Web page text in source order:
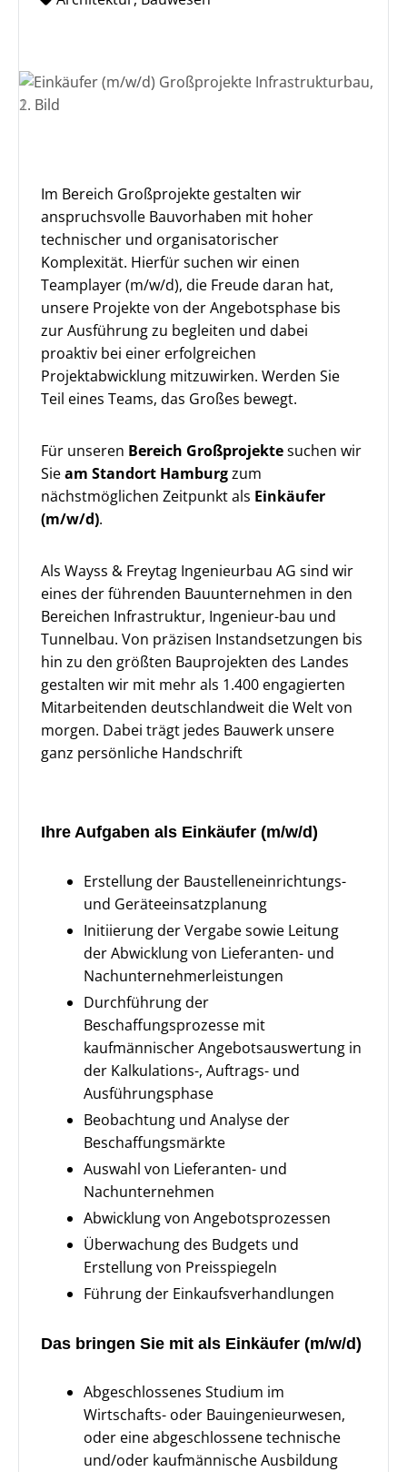
Im Bereich Großprojekte gestalten wir
anspruchsvolle Bauvorhaben mit hoher
technischer und organisatorischer
Komplexität. Hierfür suchen wir einen
Teamplayer (m/w/d), die Freude daran hat,
unsere Projekte von der Angebotsphase bis
zur Ausführung zu begleiten und dabei
proaktiv bei einer erfolgreichen
Projektabwicklung mitzuwirken. Werden Sie
Teil eines Teams, das Großes bewegt.
Für unseren Bereich Großprojektesuchen wir
Sieam Standort Hamburgzum
nächstmöglichen Zeitpunkt als Einkäufer
(m/w/d).
Als Wayss & Freytag Ingenieurbau AG sind wir
eines der führenden Bauunternehmen in den
Bereichen Infrastruktur, Ingenieur-bau und
Tunnelbau. Von präzisen Instandsetzungen bis
hin zu den größten Bauprojekten des Landes
gestalten wir mit mehr als 1.400 engagierten
Mitarbeitenden deutschlandweit die Welt von
morgen. Dabei trägt jedes Bauwerk unsere
ganz persönliche Handschrift
Ihre Aufgaben als Einkäufer (m/w/d)
Erstellung der Baustelleneinrichtungs-
und Geräteeinsatzplanung
Initiierung der Vergabe sowie Leitung
der Abwicklung von Lieferanten- und
Nachunternehmerleistungen
Durchführung der
Beschaffungsprozesse mit
kaufmännischer Angebotsauswertung in
der Kalkulations-, Auftrags- und
Ausführungsphase
Beobachtung und Analyse der
Beschaffungsmärkte
Auswahl von Lieferanten- und
Nachunternehmen
Abwicklung von Angebotsprozessen
Überwachung des Budgets und
Erstellung von Preisspiegeln
Führung der Einkaufsverhandlungen
Das bringen Sie mit als Einkäufer (m/w/d)
Abgeschlossenes Studium im
Wirtschafts- oder Bauingenieurwesen,
oder eine abgeschlossene technische
und/oder kaufmännische Ausbildung